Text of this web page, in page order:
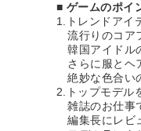
■ ゲームのポイ
1.トレンドアイ
流行りのコア
韓国アイドル
さらに服とヘ
絶妙な色合い
2.トップモデル
雑誌のお仕事
編集長にレビ